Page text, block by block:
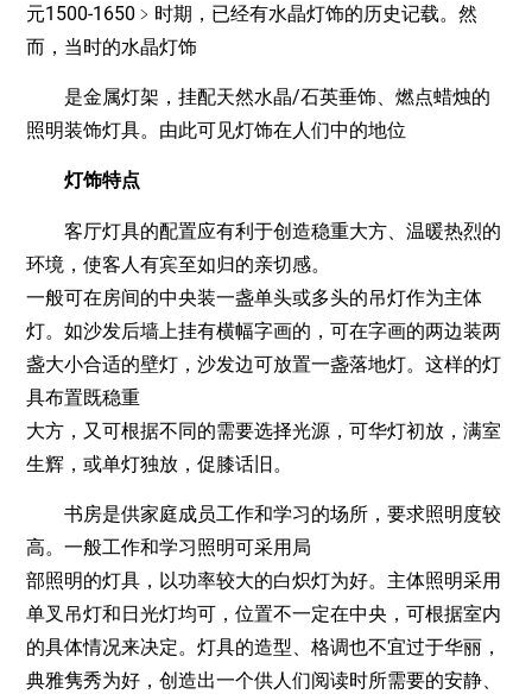
元1500-1650﹥时期，已经有水晶灯饰的历史记载。然
而，当时的水晶灯饰
是金属灯架，挂配天然水晶/石英垂饰、燃点蜡烛的
照明装饰灯具。由此可见灯饰在人们中的地位
灯饰特点
客厅灯具的配置应有利于创造稳重大方、温暖热烈的
环境，使客人有宾至如归的亲切感。
一般可在房间的中央装一盏单头或多头的吊灯作为主体
灯。如沙发后墙上挂有横幅字画的，可在字画的两边装两
盏大小合适的壁灯，沙发边可放置一盏落地灯。这样的灯
具布置既稳重
大方，又可根据不同的需要选择光源，可华灯初放，满室
生辉，或单灯独放，促膝话旧。
书房是供家庭成员工作和学习的场所，要求照明度较
高。一般工作和学习照明可采用局
部照明的灯具，以功率较大的白炽灯为好。主体照明采用
单叉吊灯和日光灯均可，位置不一定在中央，可根据室内
的具体情况来决定。灯具的造型、格调也不宜过于华丽，
典雅隽秀为好，创造出一个供人们阅读时所需要的安静、